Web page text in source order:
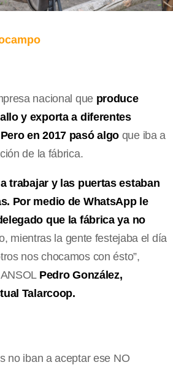
nacional queproduce
y exporta a diferentes
en 2017 pasó algo que iba a
de la fábrica.
trabajar y las puertas estaban
Por medio de WhatsApp le
que la fábrica ya no
mientras la gente festejaba el día
nos chocamos con ésto”,
Pedro González,
Talarcoop.
no iban a aceptar ese NO